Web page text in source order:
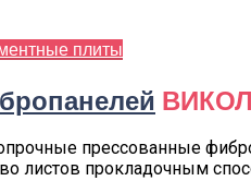
плиты
прессованные
листов прокладочным